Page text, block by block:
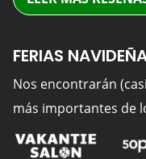
FERIAS
Nos encontrarán
más importantes de